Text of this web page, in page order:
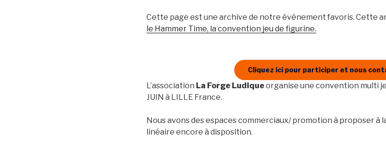
Cette page est une archive de notre événement favoris. Cette
le Hammer Time, la convention jeu de figurine.
Cliquez ici pour participer et nous
L’association La Forge Ludiqueorganise une convention multi
JUIN à LILLE France.
Nous avons des espaces commerciaux/ promotion à proposer à
linéaire encore à disposition.